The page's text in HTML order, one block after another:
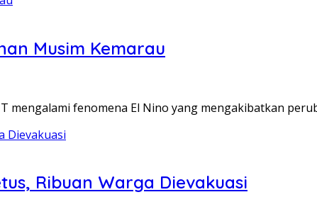
Musim Kemarau
mengalami fenomena El Nino yang mengakibatkan
Ribuan Warga Dievakuasi